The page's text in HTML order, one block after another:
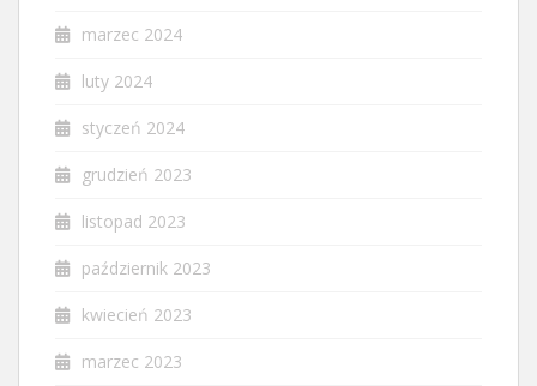
marzec 2024
luty 2024
styczeń 2024
grudzień 2023
listopad 2023
październik 2023
kwiecień 2023
marzec 2023